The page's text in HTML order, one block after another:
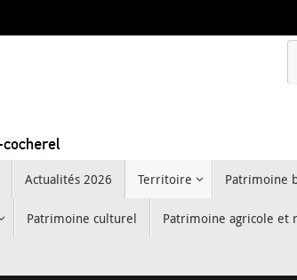
Actualités 2026 Territoire Patrimoine
Patrimoine culturel Patrimoine agricole et